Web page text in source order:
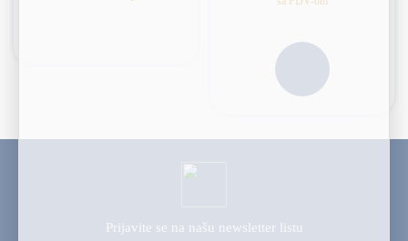
Prijavite se na našu newsletter listu